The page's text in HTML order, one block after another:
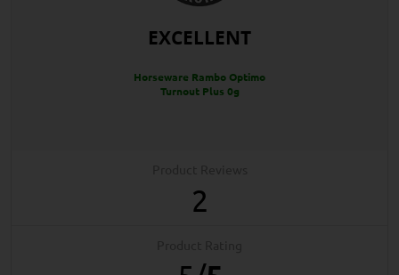
EXCELLENT
Horseware Rambo Optimo
Turnout Plus 0g
2